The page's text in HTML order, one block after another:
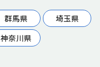
群馬県
埼玉県
神奈川県